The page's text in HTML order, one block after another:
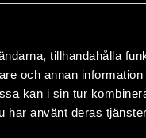
tillhandahålla
och annan information
kan i sin tur
har använt deras